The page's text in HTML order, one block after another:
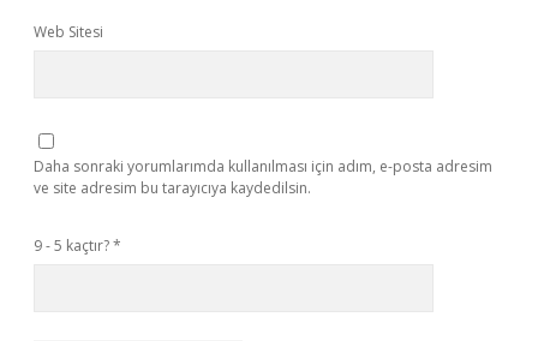
Web Sitesi
Daha sonraki yorumlarımda kullanılması için adım, e-posta adresim
ve site adresim bu tarayıcıya kaydedilsin.
9 - 5 kaçtır?*